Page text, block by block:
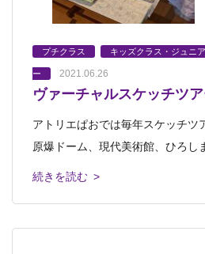
プチクラス キッズクラス・ジュニ
ー 2021.06.26
ヴァーチャルスケッチツ
アトリエぱおでは毎年スケッチツ
原爆ドーム、現代美術館、ひろし
続きを読む >